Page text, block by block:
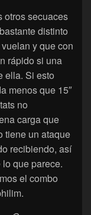
otros secuaces
distinto
y que con
rápido si una
ella. Si esto
menos que 15″
no
carga que
tiene un ataque
recibiendo, así
que parece.
el combo